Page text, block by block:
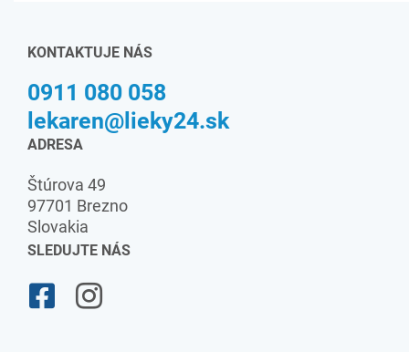
KONTAKTUJE NÁS
0911 080 058
lekaren@lieky24.sk
ADRESA
Štúrova 49
97701 Brezno
Slovakia
SLEDUJTE NÁS